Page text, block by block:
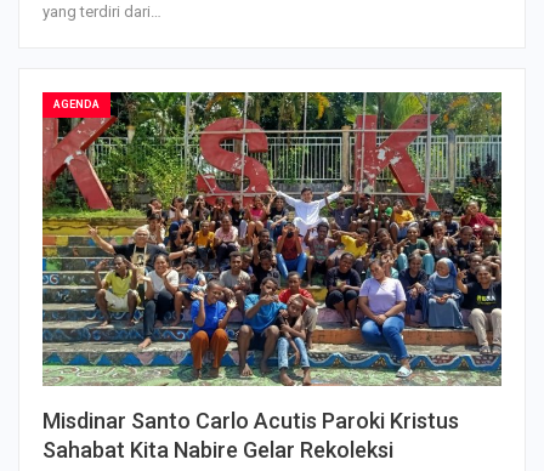
yang terdiri dari…
AGENDA
Misdinar Santo Carlo Acutis Paroki Kristus
Sahabat Kita Nabire Gelar Rekoleksi